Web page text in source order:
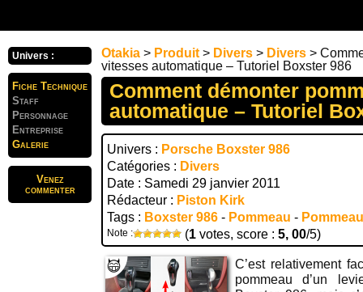
Univers :
Fiche Technique
Staff
Personnage
Entreprise
Galerie
Venez
commenter
Otakia > Produit > Divers > Divers >
vitesses automatique – Tutoriel Boxster 986
Comment démonter
automatique – Tutoriel
Univers : Porsche Boxster 986
Catégories : Divers
Date : Samedi 29 janvier 2011
Rédacteur : Piston Kirk
Tags : Boxster 986 - Pommeau -
Note : (1 votes, score : 5, 00/5)
C’est relativement
pommeau d’un